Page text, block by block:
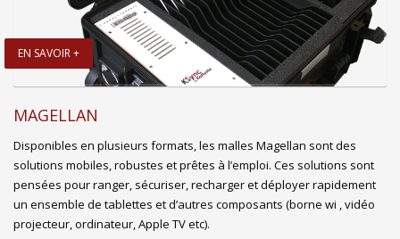
EN SAVOIR +
MAGELLAN
Disponibles en plusieurs formats, les malles Magellan sont des
solutions mobiles, robustes et prêtes à l’emploi. Ces solutions sont
pensées pour ranger, sécuriser, recharger et déployer rapidement
un ensemble de tablettes et d’autres composants (borne wi , vidéo
projecteur, ordinateur, Apple TV etc).